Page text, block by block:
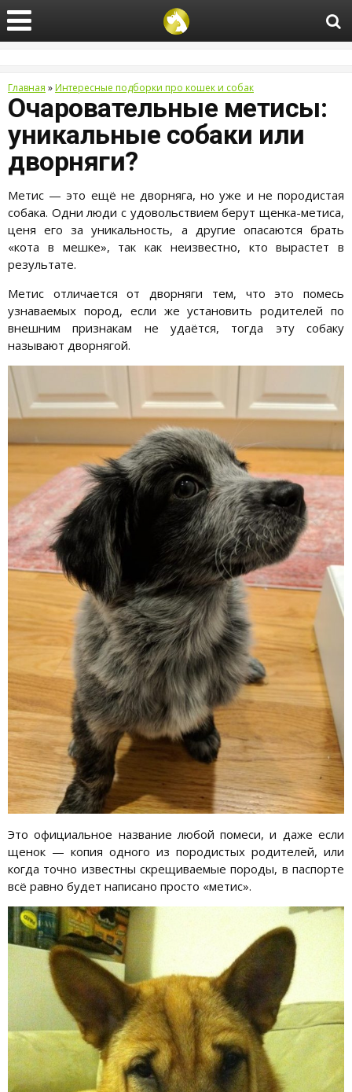
Главная »Интересные подборки про кошек и собак
Очаровательные метисы:
уникальные собаки или
дворняги?
Метис — это ещё не дворняга, но уже и не породистая
собака. Одни люди с удовольствием берут щенка-метиса,
ценя его за уникальность, а другие опасаются брать
«кота в мешке», так как неизвестно, кто вырастет в
результате.
Метис отличается от дворняги тем, что это помесь
узнаваемых пород, если же установить родителей по
внешним признакам не удаётся, тогда эту собаку
называют дворнягой.
Это официальное название любой помеси, и даже если
щенок — копия одного из породистых родителей, или
когда точно известны скрещиваемые породы, в паспорте
всё равно будет написано просто «метис».